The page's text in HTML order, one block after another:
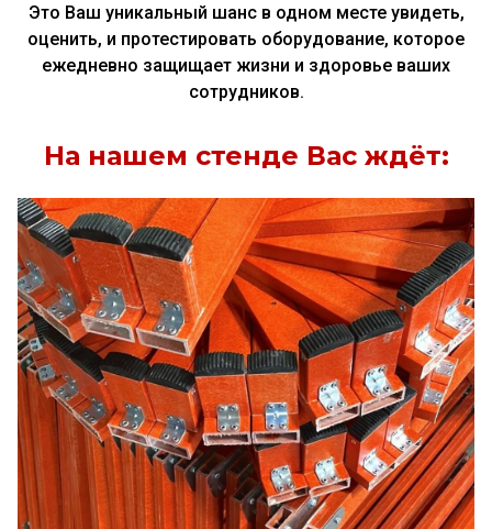
Это Ваш уникальный шанс в одном месте увидеть,
оценить, и протестировать оборудование, которое
ежедневно защищает жизни и здоровье ваших
сотрудников.
На нашем стенде Вас ждёт: